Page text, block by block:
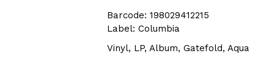
Barcode: 198029412215
Label: Columbia
Vinyl, LP, Album, Gatefold, Aqua